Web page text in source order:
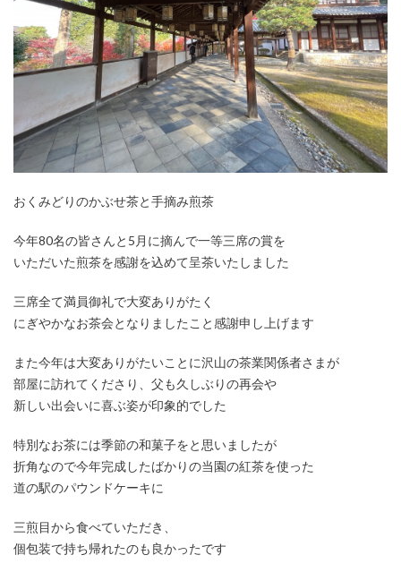
おくみどりのかぶせ茶と手摘み煎茶
今年80名の皆さんと5月に摘んで一等三席の賞を
いただいた煎茶を感謝を込めて呈茶いたしました
三席全て満員御礼で大変ありがたく
にぎやかなお茶会となりましたこと感謝申し上げます
また今年は大変ありがたいことに沢山の茶業関係者さまが
部屋に訪れてくださり、父も久しぶりの再会や
新しい出会いに喜ぶ姿が印象的でした
特別なお茶には季節の和菓子をと思いましたが
折角なので今年完成したばかりの当園の紅茶を使った
道の駅のパウンドケーキに
三煎目から食べていただき、
個包装で持ち帰れたのも良かったです